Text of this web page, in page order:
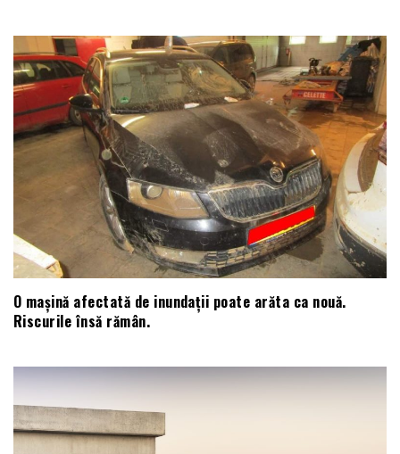
O mașină afectată de inundații poate arăta ca nouă.
Riscurile însă rămân.